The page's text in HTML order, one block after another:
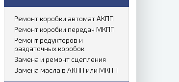
Ремонт коробки автомат АКПП
Ремонт коробки передач МКПП
Ремонт редукторов и
раздаточных коробок
Замена и ремонт сцепления
Замена масла в АКПП или МКПП